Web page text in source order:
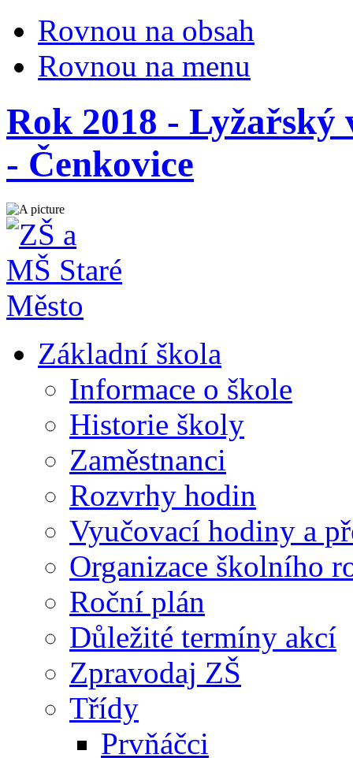
Rovnou na obsah
Rovnou na menu
Rok 2018 -
- Čenkovice
Základní škola
Informace o škole
Historie školy
Zaměstnanci
Rozvrhy hodin
Vyučovací hodiny a
Organizace školního
Roční plán
Důležité termíny akcí
Zpravodaj ZŠ
Třídy
Prvňáčci